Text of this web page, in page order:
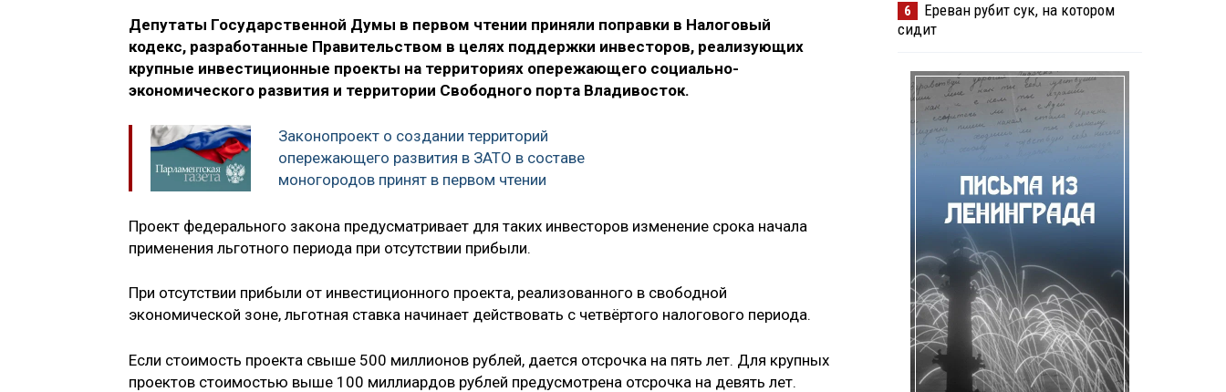
Депутаты Государственной Думы в первом чтении приняли поправки в Налоговый
кодекс, разработанные Правительством в целях поддержки инвесторов, реализующих
крупные инвестиционные проекты на территориях опережающего социально-
экономического развития и территории Свободного порта Владивосток.
Законопроект о создании территорий
опережающего развития в ЗАТО в составе
моногородов принят в первом чтении
Проект федерального закона предусматривает для таких инвесторов изменение срока начала
применения льготного периода при отсутствии прибыли.
При отсутствии прибыли от инвестиционного проекта, реализованного в свободной
экономической зоне, льготная ставка начинает действовать с четвёртого налогового периода.
Если стоимость проекта свыше 500 миллионов рублей, дается отсрочка на пять лет. Для крупных
проектов стоимостью выше 100 миллиардов рублей предусмотрена отсрочка на девять лет.
6
Ереван рубит сук, на котором
сидит